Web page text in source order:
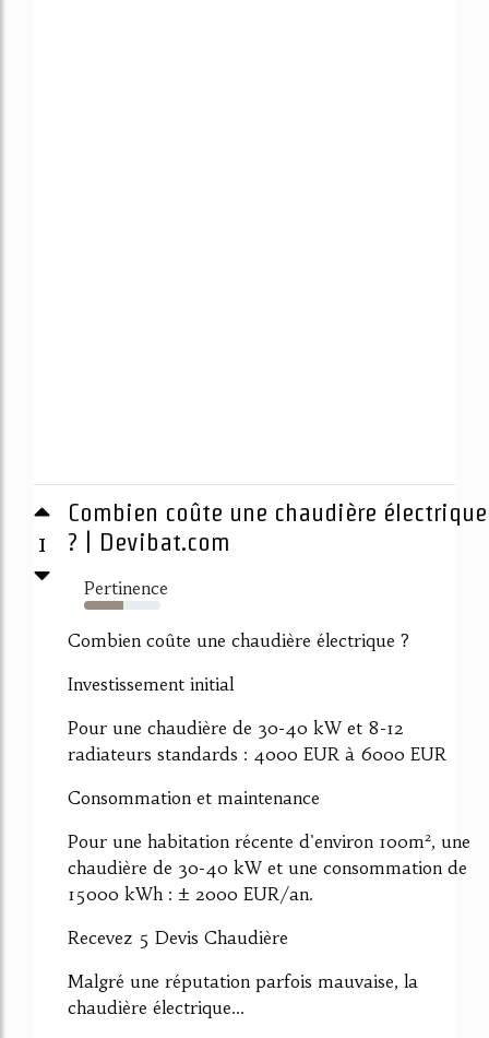
1
Combien coûte une chaudière électrique
? | Devibat.com
Pertinence
52%
Combien coûte une chaudière électrique ?
Investissement initial
Pour une chaudière de 30-40 kW et 8-12
radiateurs standards : 4000 EUR à 6000 EUR
Consommation et maintenance
Pour une habitation récente d'environ 100m², une
chaudière de 30-40 kW et une consommation de
15000 kWh : ± 2000 EUR/an.
Recevez 5 Devis Chaudière
Malgré une réputation parfois mauvaise, la
chaudière électrique...